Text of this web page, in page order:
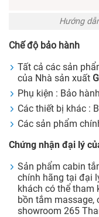
Hướng
Chế độ bảo hành
Tất cả các sản
của Nhà sản xuất
Phụ kiện : Bảo hành
Các thiết bị khác :
Các sản phẩm
Chứng nhận đại lý
Sản phẩm cabin
chính hãng tại đại
khách có thể tham
bồn tắm massage,
showroom 265